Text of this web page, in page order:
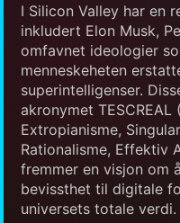
I Silicon Valley har en
inkludert Elon Musk,
omfavnet ideologier
menneskeheten
superintelligenser.
akronymet TESCREAL
Extropianisme,
Rationalisme, Effektiv
fremmer en visjon om
bevissthet til digitale
universets totale verdi.